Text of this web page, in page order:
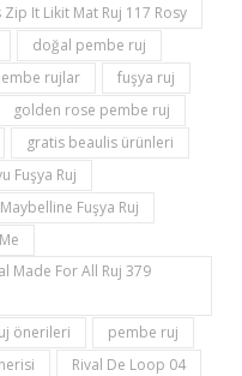
Zip It Likit Mat Ruj 117 Rosy
doğal pembe ruj
rujlar
fuşya ruj
golden rose pembe ruj
gratis beaulis ürünleri
Fuşya Ruj
Maybelline Fuşya Ruj
Made For All Ruj 379
önerileri
pembe ruj
Rival De Loop 04